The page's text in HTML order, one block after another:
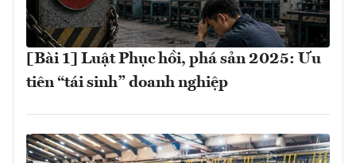
[Bài 1] Luật Phục hồi, phá sản 2025: Ưu
tiên “tái sinh” doanh nghiệp